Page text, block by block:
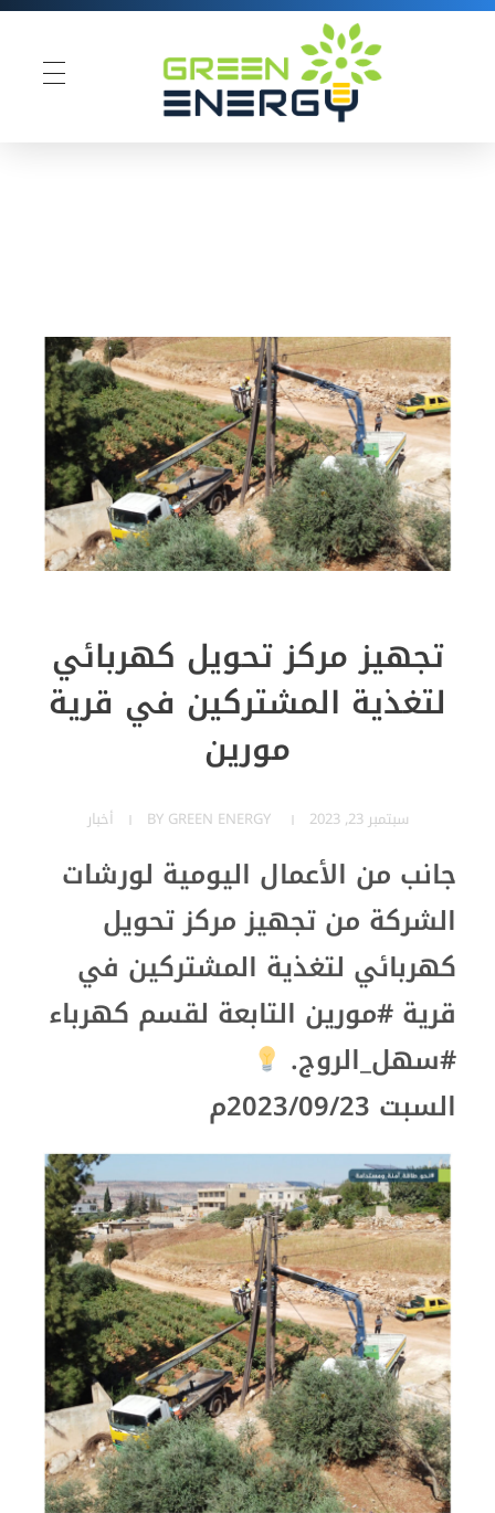
تجهيز مركز تحويل كهربائي
لتغذية المشتركين في قرية
مورين
سبتمبر 23, 2023 BY GREEN ENERGY أخبار
جانب من الأعمال اليومية لورشات
الشركة من تجهيز مركز تحويل
كهربائي لتغذية المشتركين في
قرية #مورين التابعة لقسم كهرباء
#سهل_الروج.
السبت 2023/09/23م